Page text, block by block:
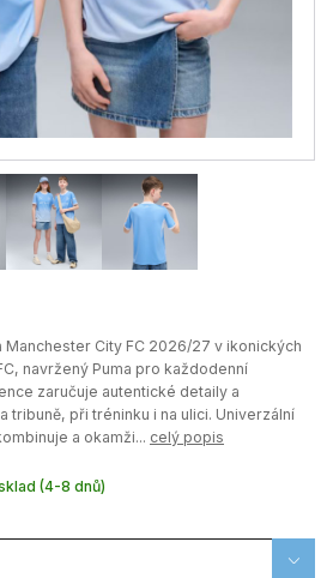
Manchester City FC 2026/27 v ikonických
navržený Puma pro každodenní
zaručuje autentické detaily a
tribuně, při tréninku i na ulici. Univerzální
a okamži... celý popis
(4-8 dnů)